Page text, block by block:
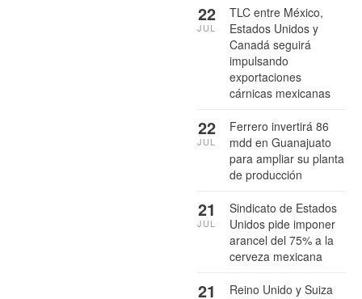
TLC entre México,
Estados Unidos y
Canadá seguirá
impulsando
exportaciones
cárnicas mexicanas
22
JUL
Ferrero invertirá 86
mdd en Guanajuato
para ampliar su planta
de producción
22
JUL
Sindicato de Estados
Unidos pide imponer
arancel del 75% a la
cerveza mexicana
21
JUL
Reino Unido y Suiza
21